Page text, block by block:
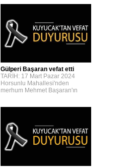
Gülperi Başaran vefat etti
TARİH: 17 Mart Pazar 2024
Horsunlu Mahallesi'nden
merhum Mehmet Başaran'ın